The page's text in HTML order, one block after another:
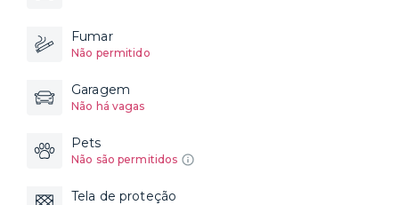
Fumar
Não permitido
Garagem
Não há vagas
Pets
Não são permitidos
Tela de proteção